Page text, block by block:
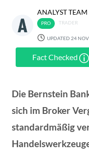
ANALYST TEAM
TRADER
UPDATED 24
Fact Checked
Die Bernstein
sich im Broker
standardmäßig